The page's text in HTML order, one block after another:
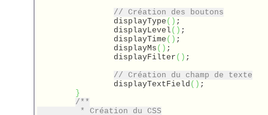
// Création des boutons
		displayType
( ) ;
		displayLevel
( ) ;
		displayTime
( ) ;
		displayMs
( ) ;
		displayFilter
( ) ;
// Création du champ de texte
		displayTextField
( ) ;
}
/**